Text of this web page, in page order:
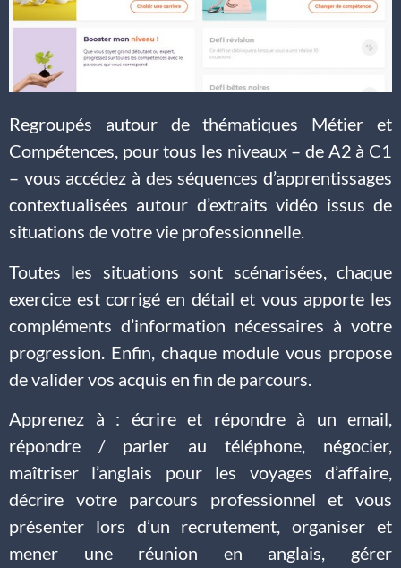
Regroupés autour de thématiques Métier et
Compétences, pour tous les niveaux – de A2 à C1
– vous accédez à des séquences d’apprentissages
contextualisées autour d’extraits vidéo issus de
situations de votre vie professionnelle.
Toutes les situations sont scénarisées, chaque
exercice est corrigé en détail et vous apporte les
compléments d’information nécessaires à votre
progression. Enfin, chaque module vous propose
de valider vos acquis en fin de parcours.
Apprenez à : écrire et répondre à un email,
répondre / parler au téléphone, négocier,
maîtriser l’anglais pour les voyages d’affaire,
décrire votre parcours professionnel et vous
présenter lors d’un recrutement, organiser et
mener une réunion en anglais, gérer